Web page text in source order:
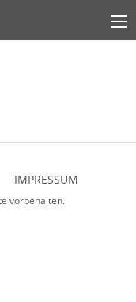
IMPRESSUM
vorbehalten.